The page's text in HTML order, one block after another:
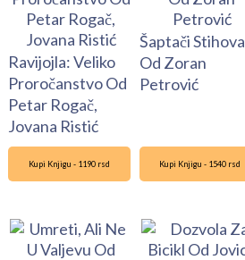
Ravijojla: Veliko
Proročanstvo Od
Petar Rogač,
Jovana Ristić
Šaptači Stihova
Od Zoran
Petrović
Kupi Knjigu - 1190 rsd Kupi Knjigu - 1540 rsd